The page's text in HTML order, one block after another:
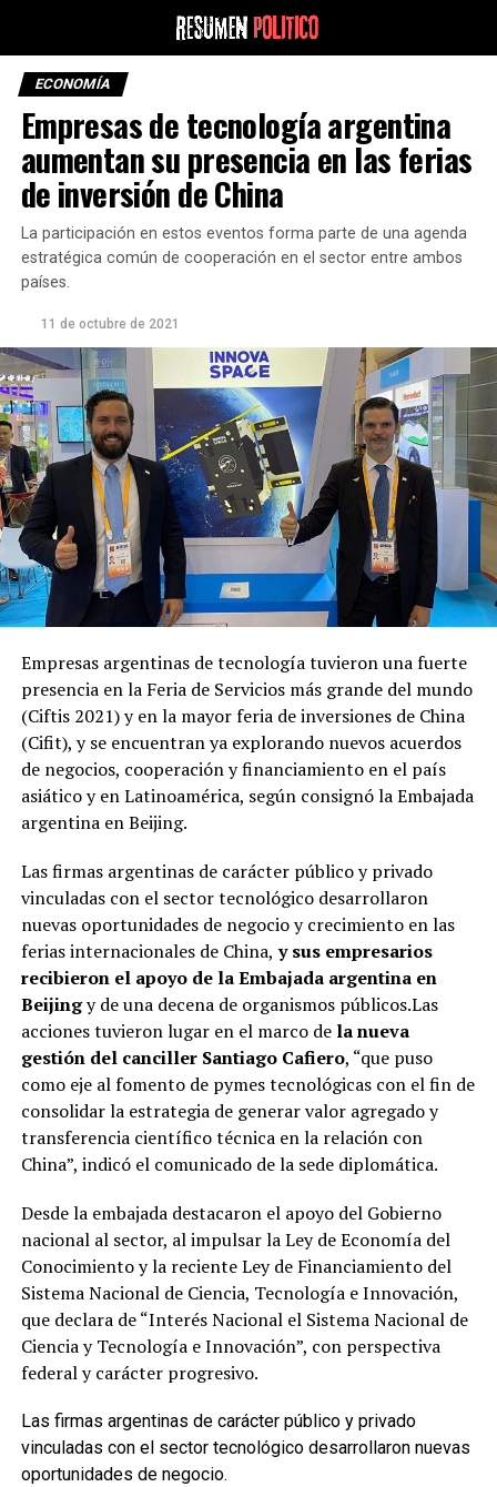
ECONOMÍA
Empresas de tecnología argentina
aumentan su presencia en las ferias
de inversión de China
La participación en estos eventos forma parte de una agenda
estratégica común de cooperación en el sector entre ambos
países.
11 de octubre de 2021
Empresas argentinas de tecnología tuvieron una fuerte
presencia en la Feria de Servicios más grande del mundo
(Ciftis 2021) y en la mayor feria de inversiones de China
(Cifit), y se encuentran ya explorando nuevos acuerdos
de negocios, cooperación y financiamiento en el país
asiático y en Latinoamérica, según consignó la Embajada
argentina en Beijing.
Las firmas argentinas de carácter público y privado
vinculadas con el sector tecnológico desarrollaron
nuevas oportunidades de negocio y crecimiento en las
ferias internacionales de China, y sus empresarios
recibieron el apoyo de la Embajada argentina en
Beijingy de una decena de organismos públicos.Las
acciones tuvieron lugar en el marco de la nueva
gestión del canciller Santiago Cafiero, “que puso
como eje al fomento de pymes tecnológicas con el fin de
consolidar la estrategia de generar valor agregado y
transferencia científico técnica en la relación con
China”, indicó el comunicado de la sede diplomática.
Desde la embajada destacaron el apoyo del Gobierno
nacional al sector, al impulsar la Ley de Economía del
Conocimiento y la reciente Ley de Financiamiento del
Sistema Nacional de Ciencia, Tecnología e Innovación,
que declara de “Interés Nacional el Sistema Nacional de
Ciencia y Tecnología e Innovación”, con perspectiva
federal y carácter progresivo.
Las firmas argentinas de carácter público y privado
vinculadas con el sector tecnológico desarrollaron nuevas
oportunidades de negocio.